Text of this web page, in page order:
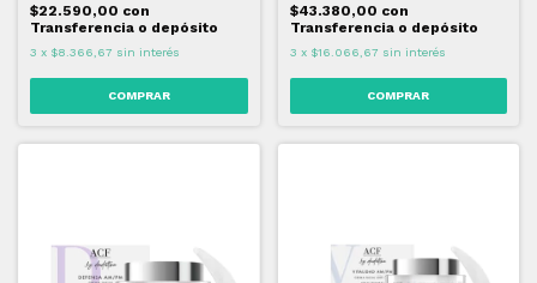
$22.590,00 con
Transferencia o depósito
3 x $8.366,67 sin interés
$43.380,00 con
Transferencia o depósito
3 x $16.066,67 sin interés